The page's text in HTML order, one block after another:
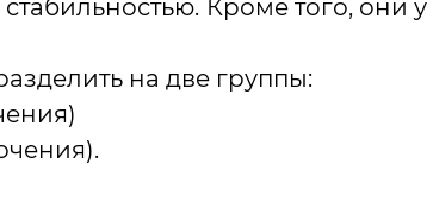
Кроме того, они
на две группы: